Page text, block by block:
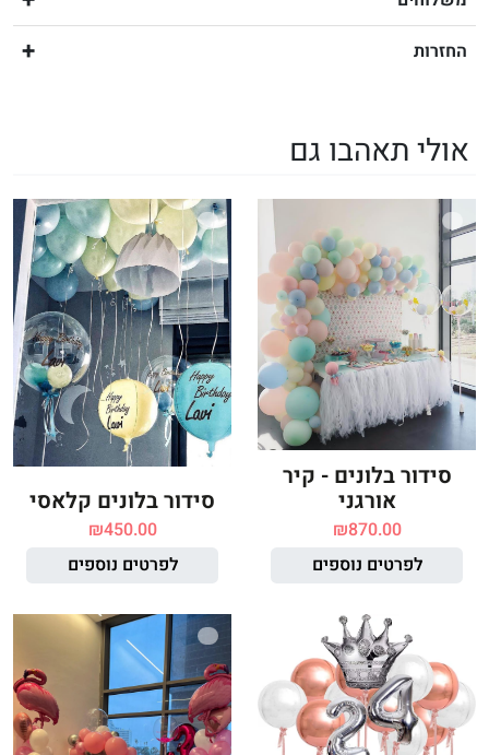
החזרות
אולי תאהבו גם
סידור בלונים - קיר
אורגני
₪870.00
לפרטים נוספים
סידור בלונים קלאסי
₪450.00
לפרטים נוספים